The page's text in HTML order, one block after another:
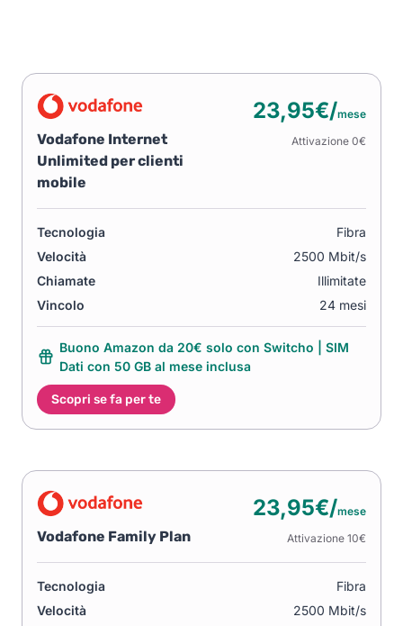
Vodafone Internet
Unlimited per clienti
mobile
23,95€/mese
Attivazione 0€
Tecnologia
Fibra
Velocità
2500 Mbit/s
Chiamate
Illimitate
Vincolo
24 mesi
Buono Amazon da 20€ solo con Switcho | SIM
Dati con 50 GB al mese inclusa
Scopri se fa per te
Vodafone Family Plan
23,95€/mese
Attivazione 10€
Tecnologia
Fibra
Velocità
2500 Mbit/s